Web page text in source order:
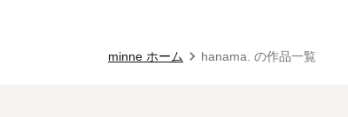
minne ホーム hanama. の作品一覧